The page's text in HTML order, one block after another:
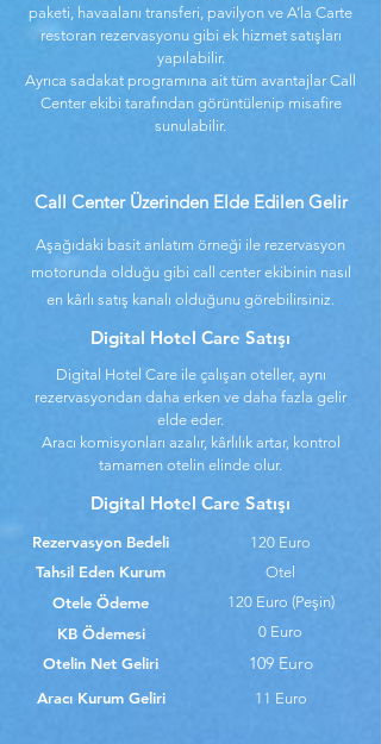
paketi, havaalanı transferi, pavilyon ve A’la Carte
restoran rezervasyonu gibi ek hizmet satışları
yapılabilir.
Ayrıca sadakat programına ait tüm avantajlar Call
Center ekibi tarafından görüntülenip misafire
sunulabilir.
Call Center Üzerinden Elde Edilen Gelir
Aşağıdaki basit anlatım örneği ile rezervasyon
motorunda olduğu gibi call center ekibinin nasıl
en kârlı satış kanalı olduğunu görebilirsiniz.
Digital Hotel Care Satışı
Digital Hotel Care ile çalışan oteller, aynı
rezervasyondan daha erken ve daha fazla gelir
elde eder.
Aracı komisyonları azalır, kârlılık artar, kontrol
tamamen otelin elinde olur.
Digital Hotel Care Satışı
Rezervasyon Bedeli
Tahsil Eden Kurum
Otele Ödeme
KB Ödemesi
Otelin Net Geliri
Aracı Kurum Geliri
120 Euro
Otel
120 Euro (Peşin)
0 Euro
109 Euro
11 Euro